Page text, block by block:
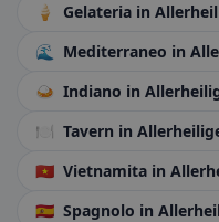
🍦
Gelateria in
🌊
Mediterraneo in
🍛 Indiano in
🍽️ Tavern in
🇻🇳 Vietnamita in
🇪🇸 Spagnolo in